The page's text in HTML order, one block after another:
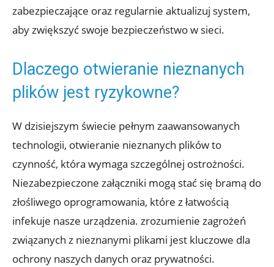
zabezpieczające oraz regularnie aktualizuj system,
aby zwiększyć swoje bezpieczeństwo w sieci.
Dlaczego otwieranie nieznanych
plików jest ryzykowne?
W dzisiejszym świecie pełnym zaawansowanych
technologii, otwieranie nieznanych plików to
czynność, która wymaga szczególnej ostrożności.
Niezabezpieczone załączniki mogą stać się bramą do
złośliwego oprogramowania, które z łatwością
infekuje nasze urządzenia. zrozumienie zagrożeń
związanych z nieznanymi plikami jest kluczowe dla
ochrony naszych danych oraz prywatności.